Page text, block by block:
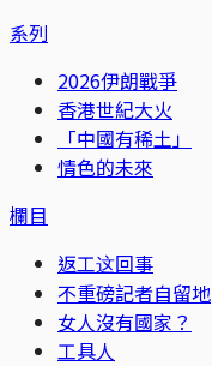
系列
2026伊朗戰爭
香港世紀大火
「中國有稀土」
情色的未來
欄目
返工这回事
不重磅記者自留地
女人沒有國家？
工具人